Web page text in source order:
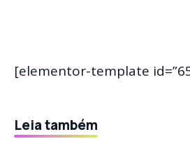
[elementor-template
Leia também